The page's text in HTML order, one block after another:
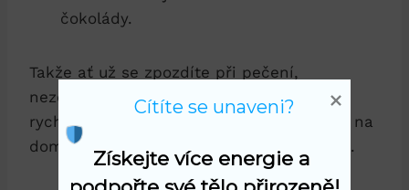
čokolády.
Takže ať už se zpozdíte při pečení,
nezoufejte! S těmito jednoduchými a
rychlými náhradami si můžete pochutnat na
domácích pochoutkách během pár minut.
Získejte více energie a
Cítíte se unaveni?